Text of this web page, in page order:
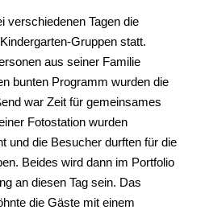
verschiedenen Tagen die
Gruppen statt.
aus seiner Familie
bunten Programm wurden die
war Zeit für gemeinsames
Fotostation wurden
und die Besucher durften für die
Beides wird dann im Portfolio
an diesen Tag sein. Das
die Gäste mit einem